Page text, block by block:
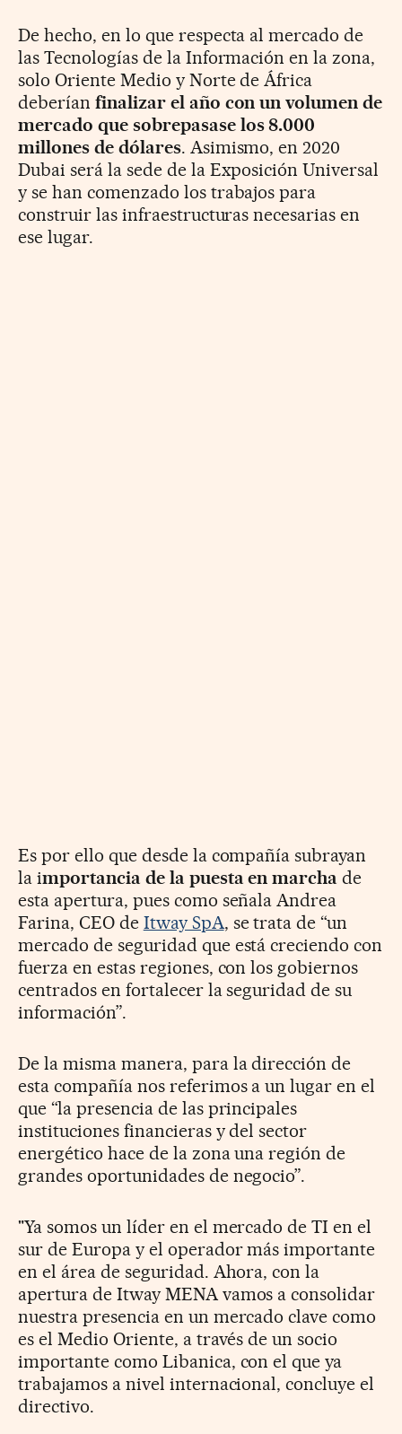
De hecho, en lo que respecta al mercado de
las Tecnologías de la Información en la zona,
solo Oriente Medio y Norte de África
deberían finalizar el año con un volumen de
mercado que sobrepasase los 8.000
millones de dólares. Asimismo, en 2020
Dubai será la sede de la Exposición Universal
y se han comenzado los trabajos para
construir las infraestructuras necesarias en
ese lugar.
Es por ello que desde la compañía subrayan
la importancia de la puesta en marcha de
esta apertura, pues como señala Andrea
Farina, CEO de Itway SpA, se trata de “un
mercado de seguridad que está creciendo con
fuerza en estas regiones, con los gobiernos
centrados en fortalecer la seguridad de su
información”.
De la misma manera, para la dirección de
esta compañía nos referimos a un lugar en el
que “la presencia de las principales
instituciones financieras y del sector
energético hace de la zona una región de
grandes oportunidades de negocio”.
"Ya somos un líder en el mercado de TI en el
sur de Europa y el operador más importante
en el área de seguridad. Ahora, con la
apertura de Itway MENA vamos a consolidar
nuestra presencia en un mercado clave como
es el Medio Oriente, a través de un socio
importante como Libanica, con el que ya
trabajamos a nivel internacional, concluye el
directivo.